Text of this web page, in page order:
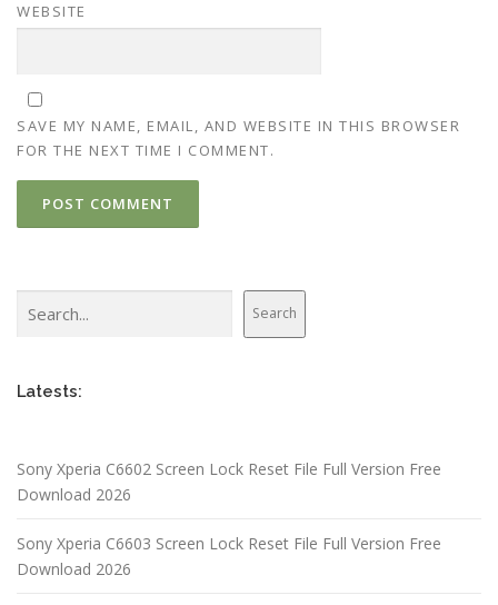
WEBSITE
SAVE MY NAME, EMAIL, AND WEBSITE IN THIS BROWSER
FOR THE NEXT TIME I COMMENT.
Search
Latests:
Sony Xperia C6602 Screen Lock Reset File Full Version Free
Download 2026
Sony Xperia C6603 Screen Lock Reset File Full Version Free
Download 2026